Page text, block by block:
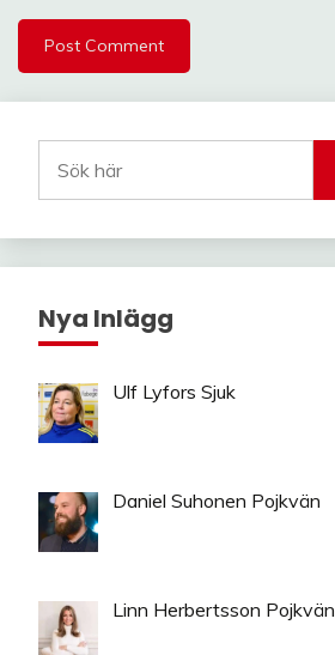
Nya Inlägg
Ulf Lyfors Sjuk
Daniel Suhonen Pojkvän
Linn Herbertsson Pojkvän